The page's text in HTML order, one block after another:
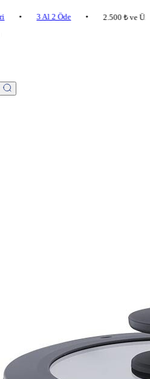
3 Al 2 Öde • 2.500 ₺ ve Üzeri